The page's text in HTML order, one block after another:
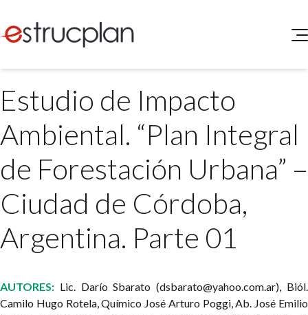
SERVICIOS
Medio Ambiente
Legislación
INGRESAR
Portal de Clientes
Matriz Premium
Matriz Profesional
Estudio de Impacto
Ambiental. “Plan Integral
de Forestación Urbana” –
Ciudad de Córdoba,
Argentina. Parte 01
AUTORES: Lic. Darío Sbarato (dsbarato@yahoo.com.ar), Biól.
Camilo Hugo Rotela, Químico José Arturo Poggi, Ab. José Emilio